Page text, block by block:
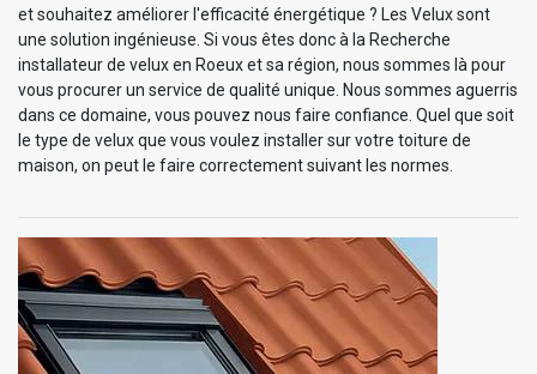
et souhaitez améliorer l'efficacité énergétique ? Les Velux sont
une solution ingénieuse. Si vous êtes donc à la Recherche
installateur de velux en Roeux et sa région, nous sommes là pour
vous procurer un service de qualité unique. Nous sommes aguerris
dans ce domaine, vous pouvez nous faire confiance. Quel que soit
le type de velux que vous voulez installer sur votre toiture de
maison, on peut le faire correctement suivant les normes.